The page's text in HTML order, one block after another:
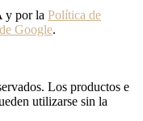
y por la Política de
Google.
Los productos e
utilizarse sin la